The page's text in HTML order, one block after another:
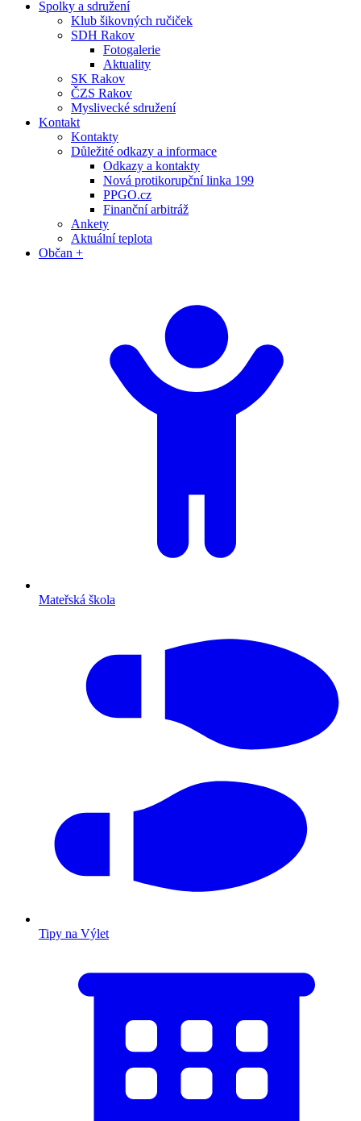
Spolky a sdružení
Klub šikovných ručiček
SDH Rakov
Fotogalerie
Aktuality
SK Rakov
ČZS Rakov
Myslivecké sdružení
Kontakt
Kontakty
Důležité odkazy a informace
Odkazy a kontakty
Nová protikorupční linka 199
PPGO.cz
Finanční arbitráž
Ankety
Aktuální teplota
Občan +
Mateřská škola
Tipy na Výlet